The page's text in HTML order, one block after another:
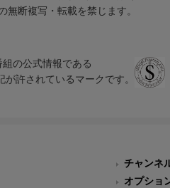
無断複写・転載を禁じます。
の公式情報である
が許されているマークです。
チャンネ
オプショ